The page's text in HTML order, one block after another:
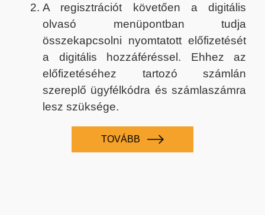
A regisztrációt követően a digitális
olvasó menüpontban tudja
összekapcsolni nyomtatott előfizetését
a digitális hozzáféréssel. Ehhez az
előfizetéséhez tartozó számlán
szereplő ügyfélkódra és számlaszámra
lesz szüksége.
TOVÁBB